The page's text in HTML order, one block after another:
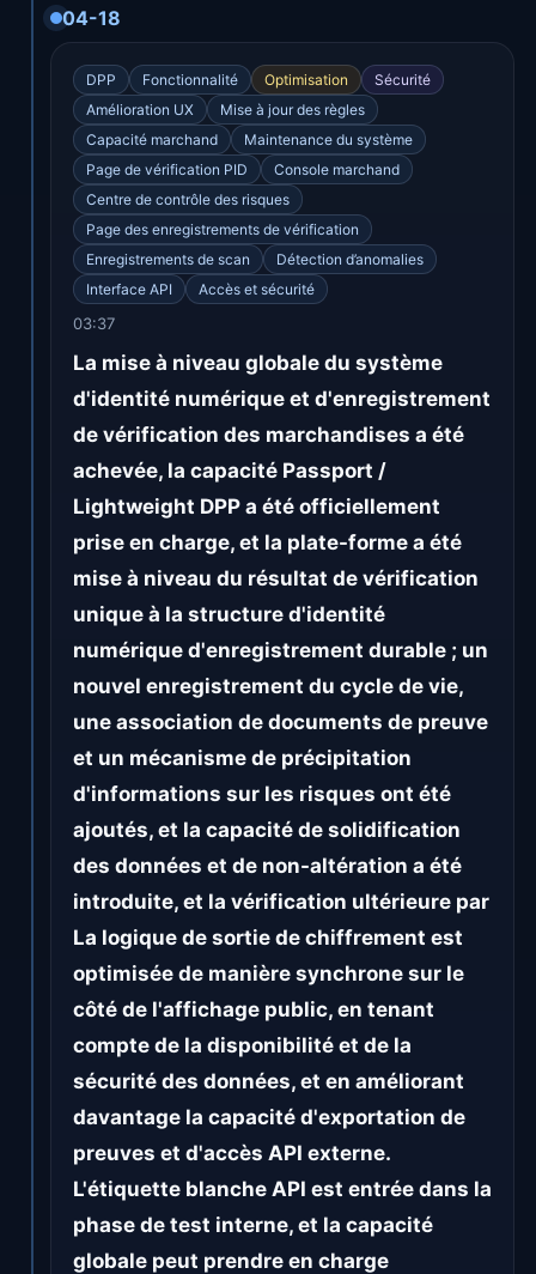
04-18
DPP Fonctionnalité Optimisation
Sécurité
Amélioration UX
Mise à jour des règles
Capacité marchand
Maintenance du système
Page de vérification PID
Console marchand
Centre de contrôle des risques
Page des enregistrements de vérification
Enregistrements de scan
Détection d’anomalies
Interface API
Accès et sécurité
03:37
La mise à niveau globale du système
d'identité numérique et d'enregistrement
de vérification des marchandises a été
achevée, la capacité Passport /
Lightweight DPP a été officiellement
prise en charge, et la plate-forme a été
mise à niveau du résultat de vérification
unique à la structure d'identité
numérique d'enregistrement durable ; un
nouvel enregistrement du cycle de vie,
une association de documents de preuve
et un mécanisme de précipitation
d'informations sur les risques ont été
ajoutés, et la capacité de solidification
des données et de non-altération a été
introduite, et la vérification ultérieure par
La logique de sortie de chiffrement est
optimisée de manière synchrone sur le
côté de l'affichage public, en tenant
compte de la disponibilité et de la
sécurité des données, et en améliorant
davantage la capacité d'exportation de
preuves et d'accès API externe.
L'étiquette blanche API est entrée dans la
phase de test interne, et la capacité
globale peut prendre en charge